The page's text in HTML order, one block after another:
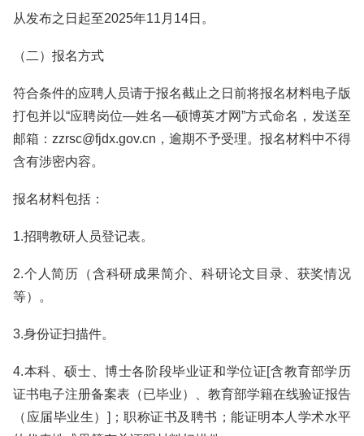
从发布之日起至2025年11月14日。
（二）报名方式
符合条件的应聘人员请于报名截止之日前将报名材料电子版
打包并以“应聘岗位—姓名—硕博英才网”方式命名，发送至
邮箱：zzrsc@fjdx.gov.cn，逾期不予受理。报名材料中不得
含有涉密内容。
报名材料包括：
1.招聘教研人员登记表。
2.个人简历（含科研成果简介、科研论文目录、获奖情况
等）。
3.身份证扫描件。
4.本科、硕士、博士各阶段毕业证和学位证[含教育部学历
证书电子注册备案表（已毕业）、教育部学籍在线验证报告
（应届毕业生）]；职称证书及聘书；能证明本人学术水平